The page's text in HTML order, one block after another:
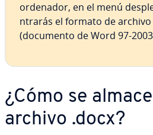
ordenador, en el menú
n­tra­rás el formato de
(documento de Word 97-
¿Cómo se
archivo .docx?